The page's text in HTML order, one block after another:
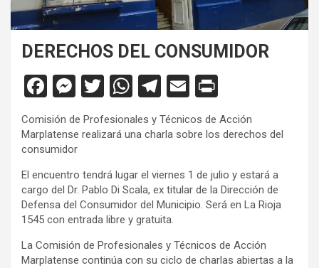
DERECHOS DEL CONSUMIDOR
F
a
ce
b
o
o
k
M
es
se
n
g
er
T
wi
tt
W
h
at
A
p
p
T
el
e
a
m
E
m
ail
in
tF
e
n
y
Comisión de Profesionales y Técnicos de Acción
Marplatense realizará una charla sobre los derechos del
consumidor
El encuentro tendrá lugar el viernes 1 de julio y estará a
cargo del Dr. Pablo Di Scala, ex titular de la Dirección de
Defensa del Consumidor del Municipio. Será en La Rioja
1545 con entrada libre y gratuita.
La Comisión de Profesionales y Técnicos de Acción
Marplatense continúa con su ciclo de charlas abiertas a la